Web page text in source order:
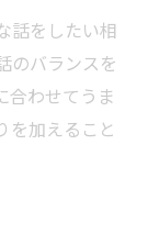
話をしたい相
のバランスを
合わせてうま
を加えること